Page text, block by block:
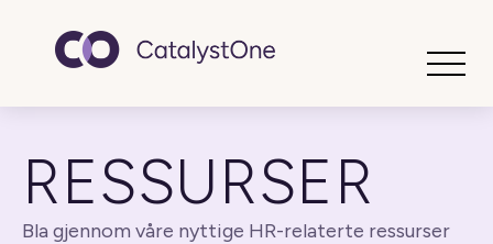
RESSURSER
Bla gjennom våre nyttige HR-relaterte ressurser